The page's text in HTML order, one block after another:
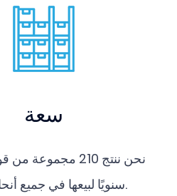
سعة
نحن ننتج 210
سنويًا لبيعها في جميع أنحاء العالم.